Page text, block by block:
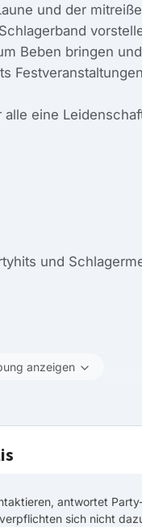
und der
Beben bringen
eine
und
anzeigen
antwortet
sich nicht